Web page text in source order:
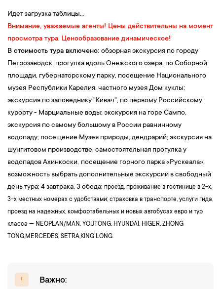
величине в Европе, увидите необыкновенные скульптуры,
такие как«Дерево желаний», «Спящая красавица»,«Рыбаки»и
знаменитый кошелек, потерев который, можно привлечь в дом
материальное благополучие!
Экскурсияпо старинному духовному центру Петрозаводска —
Соборной площади.Раньше главной ее
достопримечательностью был не Музыкальный театр, который
увидите сейчас, а огромныйкафедральный собор Святого
Духа— уменьшенная копия легендарного храма Христа
Спасителя . Также вы увидитеКафедральный собор
Александра Невского и узнаете его интересную историю.
История Карелии тесно связана с именем легендарного князя.
В его честь был освящён кафедральный собор, который
является главной достопримечательностью Петрозаводска. Не
забудем и проГубернаторский сад– место, вдохновленное
первым карельским губернатором — Гаврилой Романовичем
Державиным. Он был не только губернатором, но и
прекрасным поэтом, его стихотворениями о Карелии
восхищался сам Александр Сергеевич Пушкин. С
знаменитой «Ямке»:
Идет загрузка таблицы...
Внимание, уважаемые агенты! Цены действительны на момент
просмотра тура. Ценообразование динамическое!
В стоимость тура включено: обзорная экскурсия по городу
Петрозаводск, прогулка вдоль Онежского озера, по Соборной
площади, губернаторскому парку, посещение Национального
музея Республики Карелия, частного музея Дом куклы;
экскурсия по заповеднику "Кивач", по первому Российскому
курорту - Марциальные воды; экскурсия на горе Сампо,
экскурсия по самому большому в России равнинному
водопаду; посещение Музея природы, дендрарий; экскурсия на
шунгитовом производстве, самостоятельная прогулка у
водопадов Ахинкоски, посещение горного парка «Рускеала»;
возможность выбрать дополнительные экскурсии в свободный
день тура; 4 завтрака, 3 обеда; проезд, проживание в гостинице в 2-х,
3-х местных номерах с удобствами; страховка в транспорте, услуги гида,
проезд на надежных, комфортабельных и новых автобусах евро и тур
класса — NEOPLAN/MAN, YOUTONG, HYUNDAI, НIGER, ZHONG
TONG,MERCEDES, SETRA,KING LONG.
Важно: